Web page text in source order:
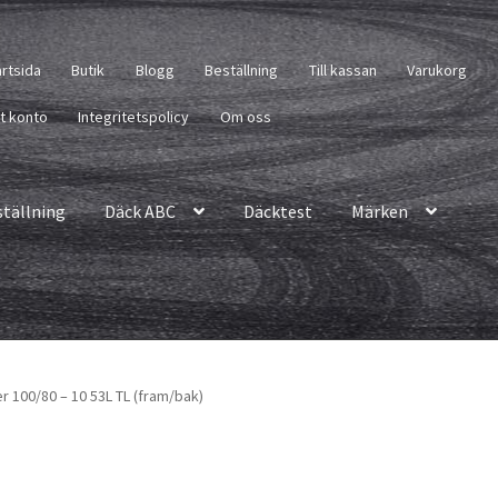
Butik Blogg Beställning Till kassan Varukorg
konto Integritetspolicy Om oss
Däck ABC Däcktest Märken
80 – 10 53L TL (fram/bak)